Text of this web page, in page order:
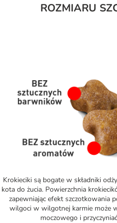
ROZMIARU
Krokieciki są bogate w składniki
kota do żucia. Powierzchnia
zapewniając efekt szczotkowania
wilgoci w wilgotnej karmie może
moczowego i